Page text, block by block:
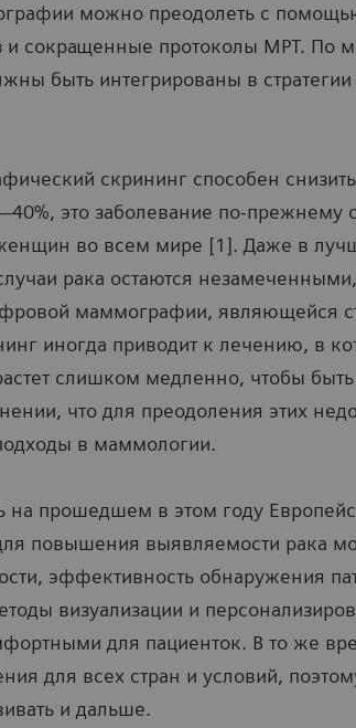
можно преодолеть с
и сокращенные протоколы МРТ. По
быть интегрированы в
скрининг способен
это заболевание по-прежнему
во всем мире [1]. Даже в
рака остаются незамеченными,
маммографии, являющейся
иногда приводит к лечению, в
слишком медленно, чтобы
что для преодоления этих
в маммологии.
на прошедшем в этом году
повышения выявляемости рака
эффективность обнаружения
визуализации и
для пациенток. В то же
для всех стран и условий,
и дальше.